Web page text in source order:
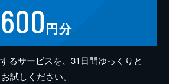
600円分
るサービスを、31日間ゆっくりと
お試しください。